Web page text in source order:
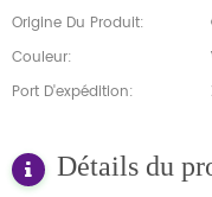
Origine Du Produit:
Couleur:
Port D'expédition:
Détails du